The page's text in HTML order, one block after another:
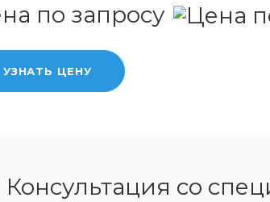
по запросу
УЗНАТЬ ЦЕНУ
Консультация со